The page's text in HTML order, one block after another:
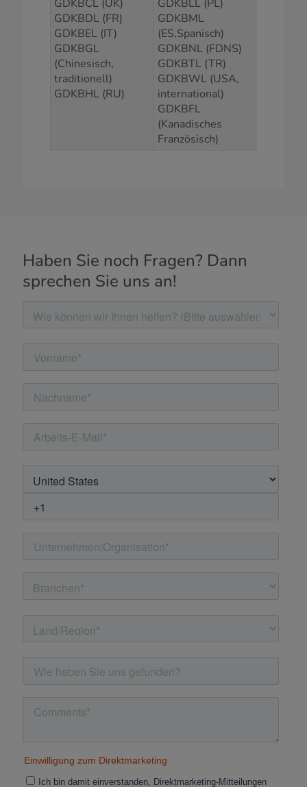
GDKBCL (UK)
GDKBDL (FR)
GDKBEL (IT)
GDKBGL
(Chinesisch,
traditionell)
GDKBHL (RU)
GDKBLL (PL)
GDKBML
(ES,Spanisch)
GDKBNL (FDNS)
GDKBTL (TR)
GDKBWL (USA,
international)
GDKBFL
(Kanadisches
Französisch)
Haben Sie noch Fragen? Dann
sprechen Sie uns an!